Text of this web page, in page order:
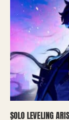
SOLO LEVELING